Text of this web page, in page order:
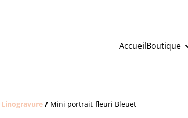
AccueilBoutique
Linogravure / Mini portrait fleuri Bleuet